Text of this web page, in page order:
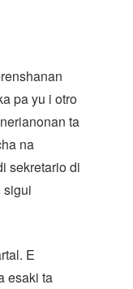
pa yu i otro
ta
na
sekretario di
sigui
E
esaki ta